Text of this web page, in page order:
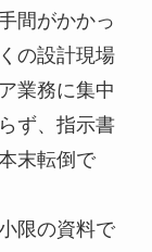
間がかかっ
の設計現場
業務に集中
ず、指示書
末転倒で
限の資料で